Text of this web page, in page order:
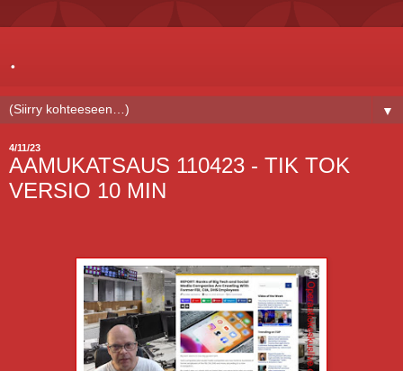
.
▼
4/11/23
AAMUKATSAUS 110423 - TIK TOK
VERSIO 10 MIN